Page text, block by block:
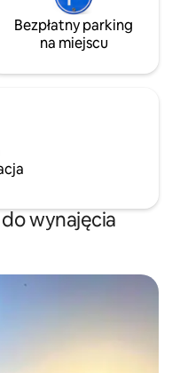
Bezpłatny parking
na miejscu
wynajęcia
gości